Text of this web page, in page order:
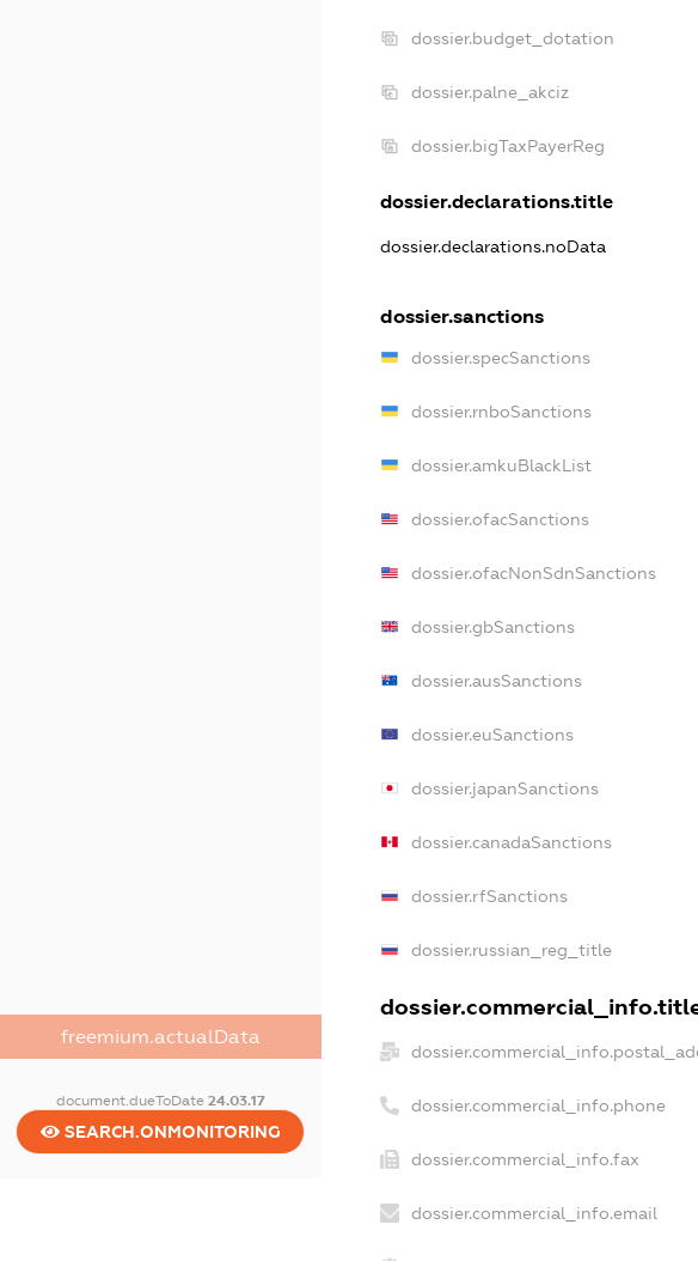
freemium.actualData
document.dueToDate 24.03.17
SEARCH.ONMONITORING
dossier.budget_dotation
dossier.palne_akciz
dossier.bigTaxPayerReg
dossier.declarations.title
dossier.declarations.noData
dossier.sanctions
dossier.specSanctions
dossier.rnboSanctions
dossier.amkuBlackList
dossier.ofacSanctions
dossier.ofacNonSdnSanctions
dossier.gbSanctions
dossier.ausSanctions
dossier.euSanctions
dossier.japanSanctions
dossier.canadaSanctions
dossier.rfSanctions
dossier.russian_reg_title
dossier.commercial_info.phone
dossier.commercial_info.fax
dossier.commercial_info.email